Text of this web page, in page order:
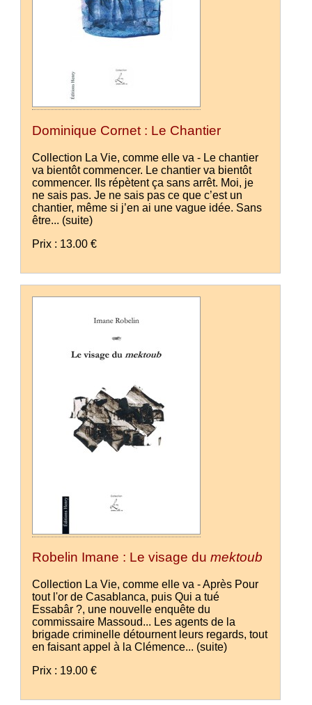
Dominique Cornet : Le Chantier
Collection La Vie, comme elle va - Le chantier
va bientôt commencer. Le chantier va bientôt
commencer. Ils répètent ça sans arrêt. Moi, je
ne sais pas. Je ne sais pas ce que c’est un
chantier, même si j’en ai une vague idée. Sans
être... (suite)
Prix : 13.00 €
Robelin Imane : Le visage dumektoub
Collection La Vie, comme elle va - Après Pour
tout l'or de Casablanca, puis Qui a tué
Essabâr ?, une nouvelle enquête du
commissaire Massoud... Les agents de la
brigade criminelle détournent leurs regards, tout
en faisant appel à la Clémence... (suite)
Prix : 19.00 €